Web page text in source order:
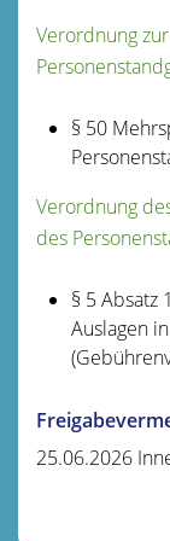
Verordnung
§ 50
Verordnung
des
§ 5 Absatz 1
Auslagen
25.06.2026